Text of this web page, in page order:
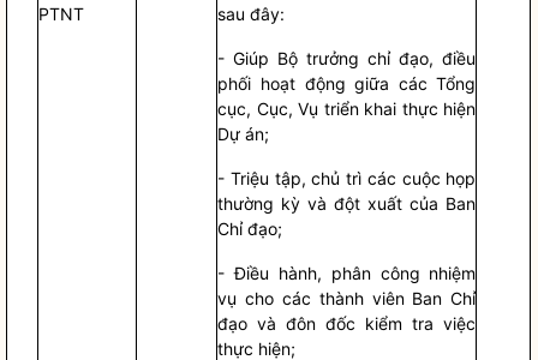
PTNT
sau đây:
- Giúp Bộ trưởng chỉ đạo, điều
phối hoạt động giữa các Tổng
cục, Cục, Vụ triển khai thực hiện
Dự án;
- Triệu tập, chủ trì các cuộc họp
thường kỳ và đột xuất của Ban
Chỉ đạo;
- Điều hành, phân công nhiệm
vụ cho các thành viên BanChỉ
đạo và đôn đốc kiểm tra việc
thực hiện;